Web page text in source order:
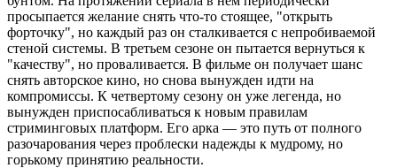
просыпается желание снять что-то стоящее, "открыть
форточку", но каждый раз он сталкивается с непробиваемой
стеной системы. В третьем сезоне он пытается вернуться к
"качеству", но проваливается. В фильме он получает шанс
снять авторское кино, но снова вынужден идти на
компромиссы. К четвертому сезону он уже легенда, но
вынужден приспосабливаться к новым правилам
стриминговых платформ. Его арка — это путь от полного
разочарования через проблески надежды к мудрому, но
горькому принятию реальности.